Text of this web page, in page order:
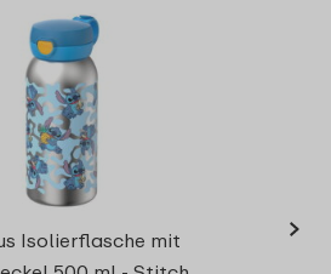
Isolierflasche mit
›